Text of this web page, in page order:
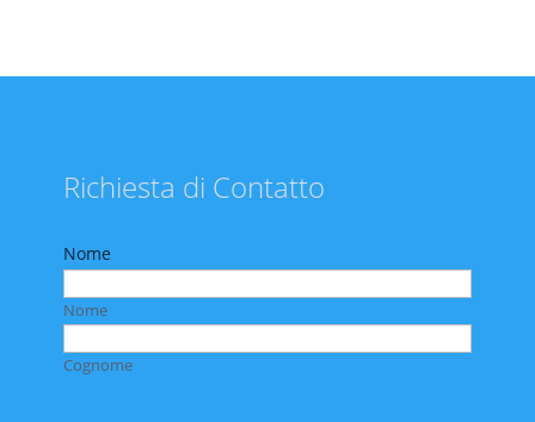
Richiesta di Contatto
Nome
Nome
Cognome